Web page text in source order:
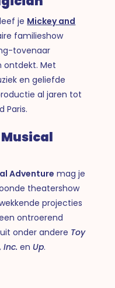
je Mickey and
familieshow
tovenaar
ontdekt. Met
en geliefde
al jaren tot
Paris.
Musical
Adventure mag je
theatershow
projecties
ontroerend
onder andere Toy
Inc. en Up.